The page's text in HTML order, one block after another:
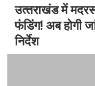
उत्‍तराखंड में
फंडिंग! अब होगी
निर्देश